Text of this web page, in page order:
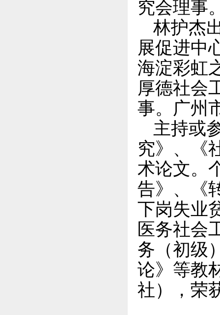
究会理事
林护杰
展促进中
海淀彩虹
厚德社会
事。广州
主持或
究》、《
术论文。
告》、《
下岗失业
医务社会
务（初级
论》等教
社），荣